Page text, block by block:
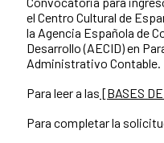
el Centro Cultural de
la Agencia Española de
Desarrollo (AECID) en
Administrativo Contable.
Para leer a las [BASES DE
Para completar la